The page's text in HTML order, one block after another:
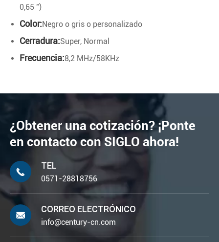
0,65 ")
Color: Negro o gris o personalizado
Cerradura:Super, Normal
Frecuencia:8,2 MHz/58KHz
¿Obtener una cotización? ¡Ponte
en contacto con SIGLO ahora!

TEL
0571-28818756

CORREO ELECTRÓNICO
info@century-cn.com